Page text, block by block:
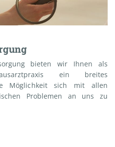
bieten wir Ihnen als
ein breites
Möglichkeit sich mit allen
Problemen an uns zu